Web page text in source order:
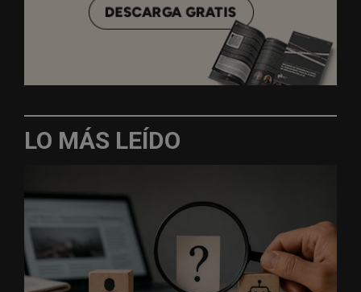
LO MÁS LEÍDO